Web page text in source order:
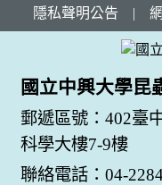
隱私聲明公告 |
國立中興大學昆
郵遞區號：402臺
科學大樓7-9樓
聯絡電話：04-